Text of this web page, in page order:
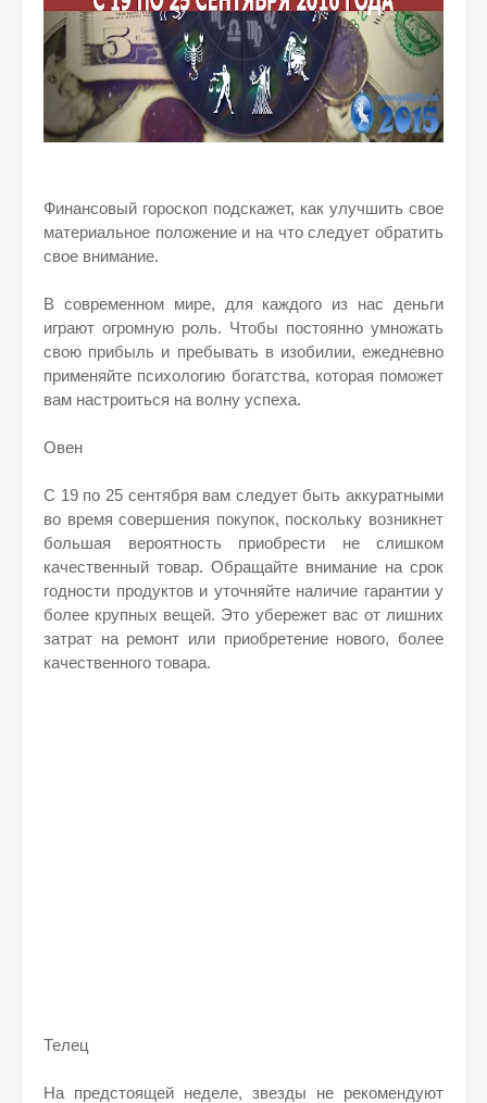
Финансовый гороскоп подскажет, как улучшить свое
материальное положение и на что следует обратить
свое внимание.
В современном мире, для каждого из нас деньги
играют огромную роль. Чтобы постоянно умножать
свою прибыль и пребывать в изобилии, ежедневно
применяйте психологию богатства, которая поможет
вам настроиться на волну успеха.
Овен
С 19 по 25 сентября вам следует быть аккуратными
во время совершения покупок, поскольку возникнет
большая вероятность приобрести не слишком
качественный товар. Обращайте внимание на срок
годности продуктов и уточняйте наличие гарантии у
более крупных вещей. Это убережет вас от лишних
затрат на ремонт или приобретение нового, более
качественного товара.
Телец
На предстоящей неделе, звезды не рекомендуют